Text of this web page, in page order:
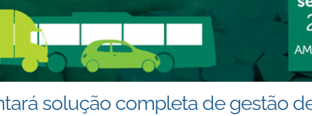
solução completa de gestão